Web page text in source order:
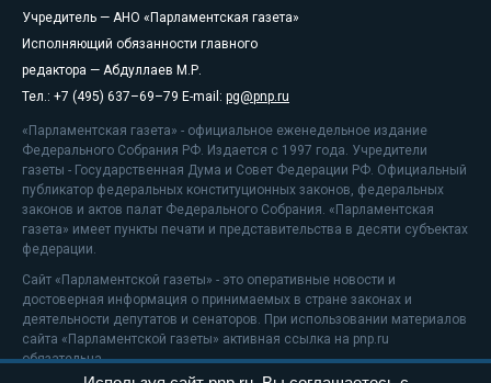
Учредитель — АНО «Парламентская газета»
Исполняющий обязанности главного
редактора — Абдуллаев М.Р.
Тел.: +7 (495) 637–69–79 E-mail: pg@pnp.ru
«Парламентская газета» - официальное еженедельное издание
Федерального Собрания РФ. Издается с 1997 года. Учредители
газеты - Государственная Дума и Совет Федерации РФ. Официальный
публикатор федеральных конституционных законов, федеральных
законов и актов палат Федерального Собрания. «Парламентская
газета» имеет пункты печати и представительства в десяти субъектах
федерации.
Сайт «Парламентской газеты» - это оперативные новости и
достоверная информация о принимаемых в стране законах и
деятельности депутатов и сенаторов. При использовании материалов
сайта «Парламентской газеты» активная ссылка на pnp.ru
обязательна.